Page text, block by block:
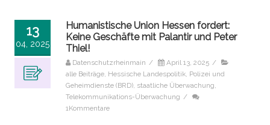
13
04, 2025
Humanistische Union Hessen fordert:
Keine Geschäfte mit Palantir und Peter
Thiel!
Datenschutzrheinmain / April 13, 2025 /
alle Beiträge, Hessische Landespolitik, Polizei und
Geheimdienste (BRD), staatliche Überwachung,
Telekommunikations-Überwachung /
1Kommentare